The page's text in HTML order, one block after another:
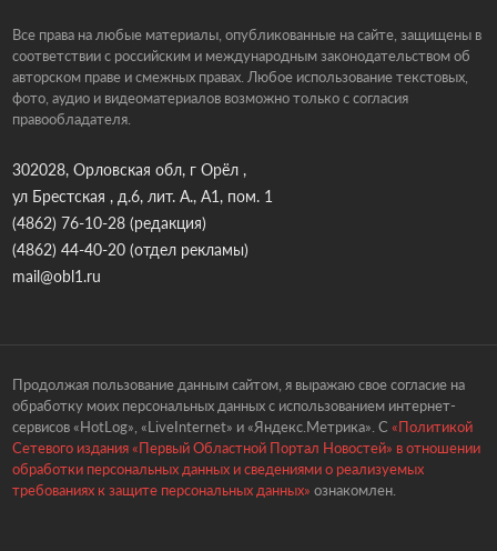
Все права на любые материалы, опубликованные на сайте, защищены в
соответствии с российским и международным законодательством об
авторском праве и смежных правах. Любое использование текстовых,
фото, аудио и видеоматериалов возможно только с согласия
правообладателя.
302028, Орловская обл, г Орёл ,
ул Брестская , д.6, лит. А., А1, пом. 1
(4862) 76-10-28(редакция)
(4862) 44-40-20(отдел рекламы)
mail@obl1.ru
Продолжая пользование данным сайтом, я выражаю свое согласие на
обработку моих персональных данных с использованием интернет-
сервисов «HotLog», «LiveInternet» и «Яндекс.Метрика». С «Политикой
Сетевого издания «Первый Областной Портал Новостей» в отношении
обработки персональных данных и сведениями о реализуемых
требованиях к защите персональных данных» ознакомлен.